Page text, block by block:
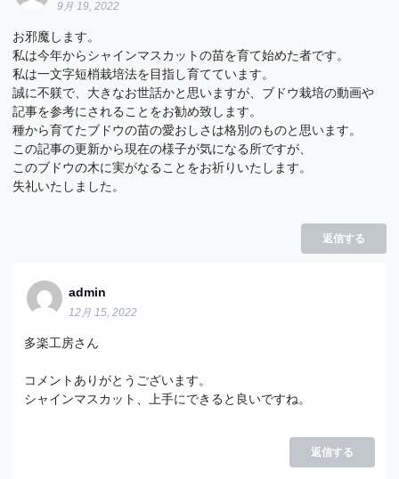
9月 19, 2022
お邪魔します。
私は今年からシャインマスカットの苗を育て始めた者です。
私は一文字短梢栽培法を目指し育てています。
誠に不躾で、大きなお世話かと思いますが、ブドウ栽培の動画や
記事を参考にされることをお勧め致します。
種から育てたブドウの苗の愛おしさは格別のものと思います。
この記事の更新から現在の様子が気になる所ですが、
このブドウの木に実がなることをお祈りいたします。
失礼いたしました。
返信する
admin
12月 15, 2022
多楽工房さん
コメントありがとうございます。
シャインマスカット、上手にできると良いですね。
返信する